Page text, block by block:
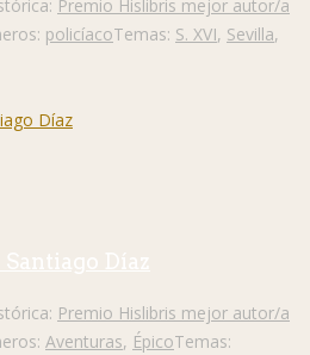
Premio Hislibris mejor autor/a
policíacoTemas: S. XVI, Sevilla,
Díaz
Premio Hislibris mejor autor/a
Aventuras, ÉpicoTemas: